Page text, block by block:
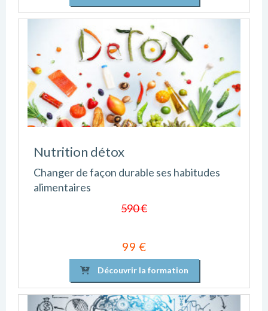
Nutrition détox
Changer de façon durable ses habitudes
alimentaires
590 €
99 €
Découvrir la formation